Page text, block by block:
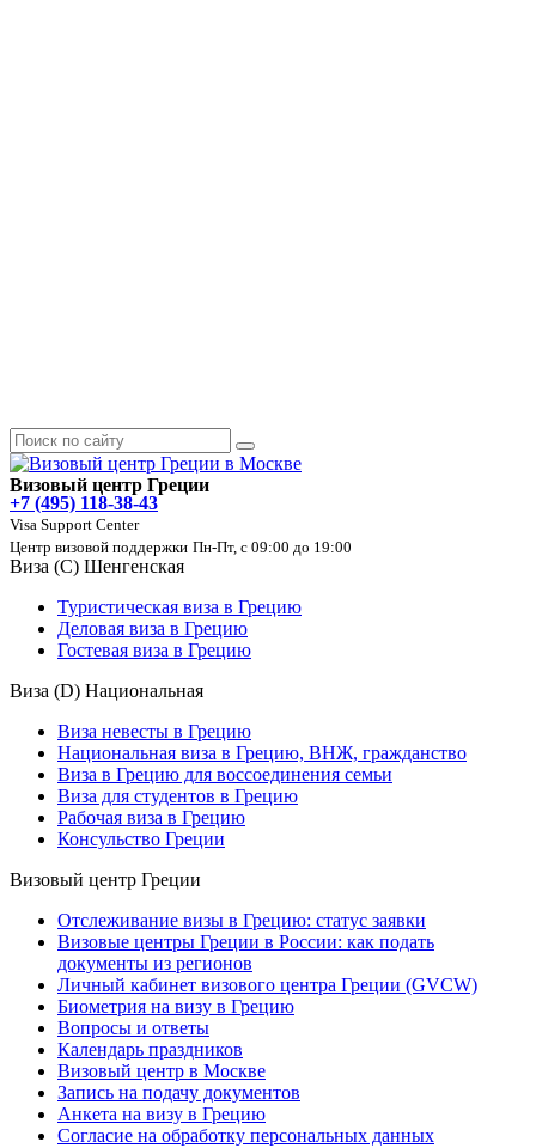
Визовый центр Греции
+7 (495) 118-38-43
Visa Support Center
Центр визовой поддержки Пн-Пт, с 09:00 до 19:00
Виза (C) Шенгенская
Туристическая виза в Грецию
Деловая виза в Грецию
Гостевая виза в Грецию
Виза (D) Национальная
Виза невесты в Грецию
Национальная виза в Грецию, ВНЖ, гражданство
Виза в Грецию для воссоединения семьи
Виза для студентов в Грецию
Рабочая виза в Грецию
Консульство Греции
Визовый центр Греции
Отслеживание визы в Грецию: статус заявки
Визовые центры Греции в России: как подать
документы из регионов
Личный кабинет визового центра Греции (GVCW)
Биометрия на визу в Грецию
Вопросы и ответы
Календарь праздников
Визовый центр в Москве
Запись на подачу документов
Анкета на визу в Грецию
Согласие на обработку персональных данных